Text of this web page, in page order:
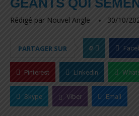
GÉANTS QUI
Rédigé par Nouvel Angle 30/10/
PARTAGER SUR 0
Pinterest Linkedin
Skype Viber Email